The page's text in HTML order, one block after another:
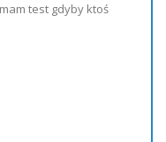
test gdyby ktoś